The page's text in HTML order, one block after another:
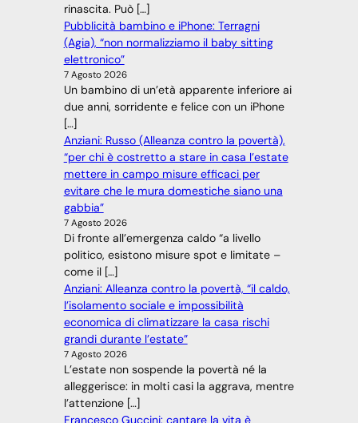
rinascita. Può […]
Pubblicità bambino e iPhone: Terragni
(Agia), “non normalizziamo il baby sitting
elettronico”
7 Agosto 2026
Un bambino di un’età apparente inferiore ai
due anni, sorridente e felice con un iPhone
[…]
Anziani: Russo (Alleanza contro la povertà),
“per chi è costretto a stare in casa l’estate
mettere in campo misure efficaci per
evitare che le mura domestiche siano una
gabbia”
7 Agosto 2026
Di fronte all’emergenza caldo “a livello
politico, esistono misure spot e limitate –
come il […]
Anziani: Alleanza contro la povertà, “il caldo,
l’isolamento sociale e impossibilità
economica di climatizzare la casa rischi
grandi durante l’estate”
7 Agosto 2026
L’estate non sospende la povertà né la
alleggerisce: in molti casi la aggrava, mentre
l’attenzione […]
Francesco Guccini: cantare la vita è